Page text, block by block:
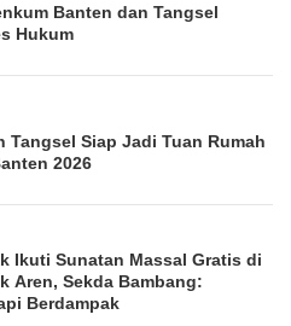
Banten dan Tangsel
Hukum
Tangsel Siap Jadi Tuan Rumah
2026
Ikuti Sunatan Massal Gratis di
Aren, Sekda Bambang:
Berdampak